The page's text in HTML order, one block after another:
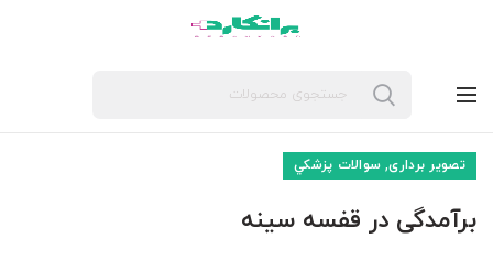
تصویر برداری, سوالات پزشکي
برآمدگی در قفسه سینه